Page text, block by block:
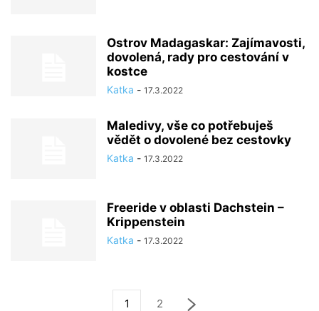
Ostrov Madagaskar: Zajímavosti,
dovolená, rady pro cestování v
kostce
Katka - 17.3.2022
Maledivy, vše co potřebuješ
vědět o dovolené bez cestovky
Katka - 17.3.2022
Freeride v oblasti Dachstein –
Krippenstein
Katka - 17.3.2022
1 2